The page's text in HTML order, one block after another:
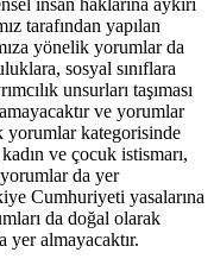
insan haklarına aykırı
tarafından yapılan
yönelik yorumlar da
sosyal sınıflara
unsurları taşıması
ve yorumlar
yorumlar kategorisinde
ve çocuk istismarı,
da yer
Cumhuriyeti yasalarına
da doğal olarak
yer almayacaktır.